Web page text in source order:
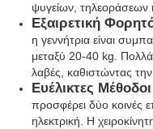
Ξενάγηση στο
Ποιοτικός έλεγχος
Επικοινωνήστε
ψυγείων, τηλεοράσεων
Εξαιρετική
η γεννήτρια είναι
μεταξύ 20-40 kg. Πολλά
λαβές, καθιστώντας
Ευέλικτες
προσφέρει δύο κοινές
ηλεκτρική. Η